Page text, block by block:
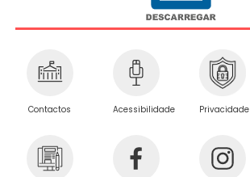
Contactos Acessibilidade Privacidade